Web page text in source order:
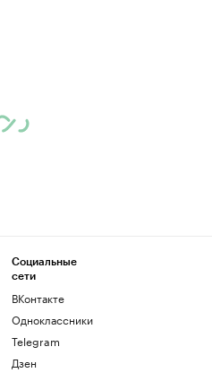
Социальные
сети
ВКонтакте
Одноклассники
Telegram
Дзен